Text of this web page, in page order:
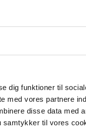
dig funktioner til
med vores partnere
disse data med
samtykker til vores